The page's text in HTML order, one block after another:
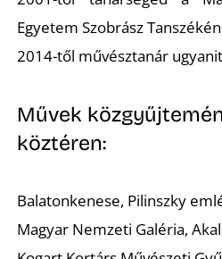
Egyetem Szobrász Tanszékén
2014-től művésztanár ugyanit
Művek
köztéren:
Balatonkenese, Pilinszky
Magyar Nemzeti Galéria,